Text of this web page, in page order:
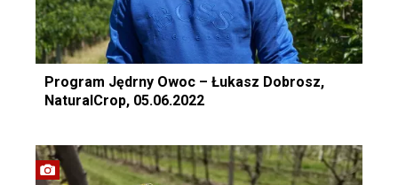
Program Jędrny Owoc – Łukasz Dobrosz,
NaturalCrop, 05.06.2022